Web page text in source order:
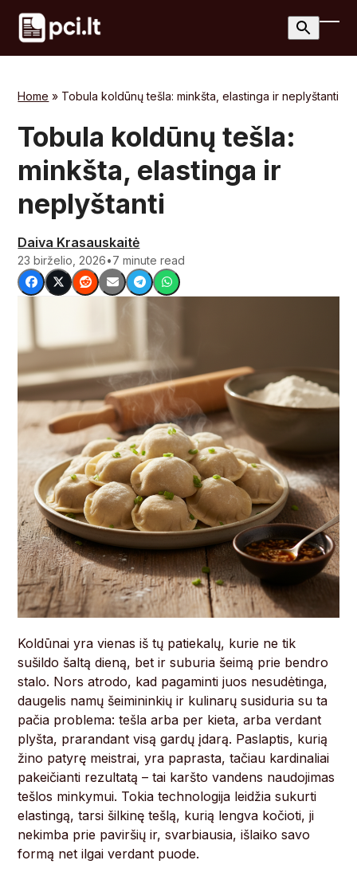
Skip
content
Home » Tobula koldūnų tešla: minkšta, elastinga ir neplyštanti
Tobula koldūnų tešla:
minkšta, elastinga ir
neplyštanti
Daiva Krasauskaitė
23 birželio, 2026•7 minute read
Koldūnai yra vienas iš tų patiekalų, kurie ne tik
sušildo šaltą dieną, bet ir suburia šeimą prie bendro
stalo. Nors atrodo, kad pagaminti juos nesudėtinga,
daugelis namų šeimininkių ir kulinarų susiduria su ta
pačia problema: tešla arba per kieta, arba verdant
plyšta, prarandant visą gardų įdarą. Paslaptis, kurią
žino patyrę meistrai, yra paprasta, tačiau kardinaliai
pakeičianti rezultatą – tai karšto vandens naudojimas
tešlos minkymui. Tokia technologija leidžia sukurti
elastingą, tarsi šilkinę tešlą, kurią lengva kočioti, ji
nekimba prie paviršių ir, svarbiausia, išlaiko savo
formą net ilgai verdant puode.